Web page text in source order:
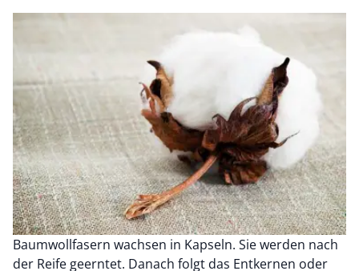
Baumwollfasern wachsen in Kapseln. Sie werden nach
der Reife geerntet. Danach folgt das Entkernen oder